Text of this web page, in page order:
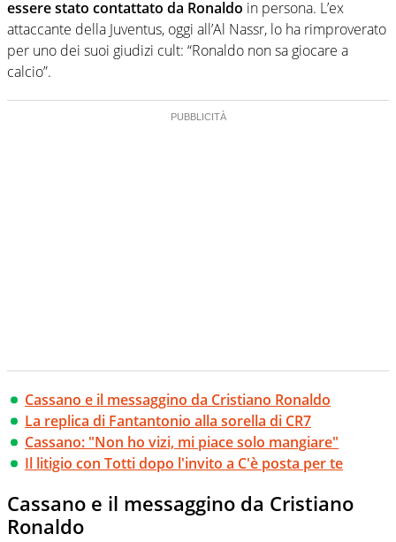
essere stato contattato da Ronaldo in persona. L’ex
attaccante della Juventus, oggi all’Al Nassr, lo ha rimproverato
per uno dei suoi giudizi cult: “Ronaldo non sa giocare a
calcio”.
Cassano e il messaggino da Cristiano Ronaldo
La replica di Fantantonio alla sorella di CR7
Cassano: "Non ho vizi, mi piace solo mangiare"
Il litigio con Totti dopo l'invito a C'è posta per te
Cassano e il messaggino da Cristiano
Ronaldo